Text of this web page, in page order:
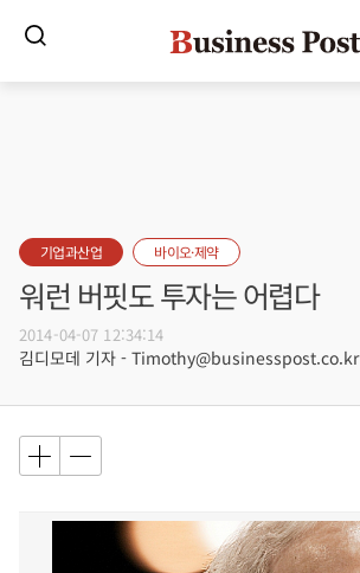
기업과산업 바이오·제약
워런 버핏도 투자는 어렵다
2014-04-07 12:34:14
김디모데 기자 - Timothy@businesspost.co.kr